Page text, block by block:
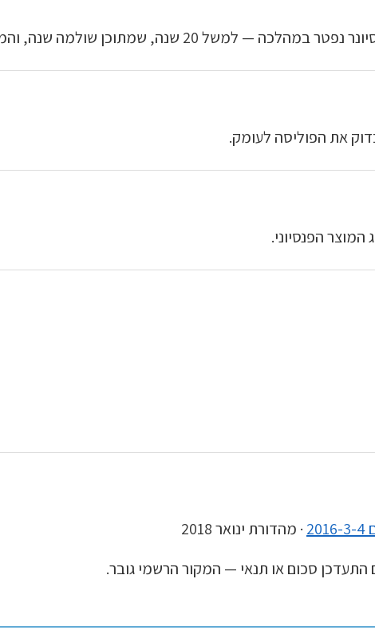
שולמה שנה, והמוטבים מקבלים את היתרה.
את הפוליסה לעומק.
הפנסיוני.
· מהדורת ינואר 2018
סכום או תנאי — המקור הרשמי גובר.